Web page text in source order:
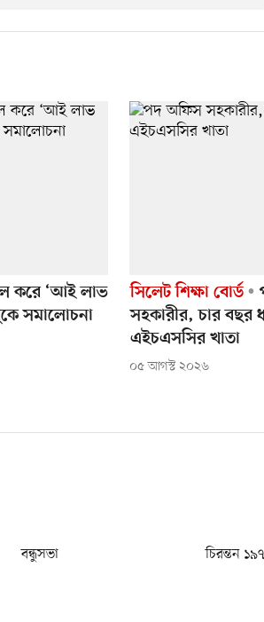
করে ‘আই লাভ
সমালোচনা
সিলেট শিক্ষা বোর্ড
সহকারীর, চার বছর
এইচএসসির খাতা
০৫ আগস্ট ২০২৬
বন্ধুসভা
চিরন্তন